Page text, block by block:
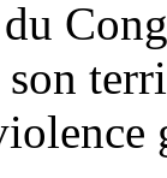
son